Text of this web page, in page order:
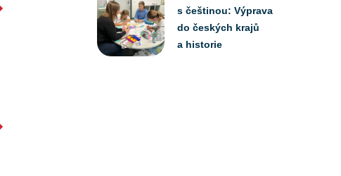
s češtinou: Výprava
do českých krajů
a historie